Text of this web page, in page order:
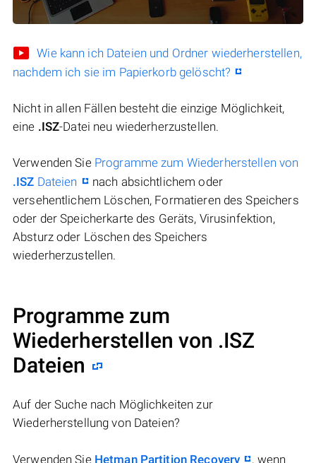
Wie kann ich Dateien und Ordner wiederherstellen,
nachdem ich sie im Papierkorb gelöscht?
Nicht in allen Fällen besteht die einzige Möglichkeit,
eine .ISZ-Datei neu wiederherzustellen.
Verwenden Sie Programme zum Wiederherstellen von
.ISZ Dateien
nach absichtlichem oder
versehentlichem Löschen, Formatieren des Speichers
oder der Speicherkarte des Geräts, Virusinfektion,
Absturz oder Löschen des Speichers
wiederherzustellen.
Programme zum
Wiederherstellen von .ISZ
Dateien
Auf der Suche nach Möglichkeiten zur
Wiederherstellung von Dateien?
Verwenden Sie Hetman Partition Recovery
, wenn